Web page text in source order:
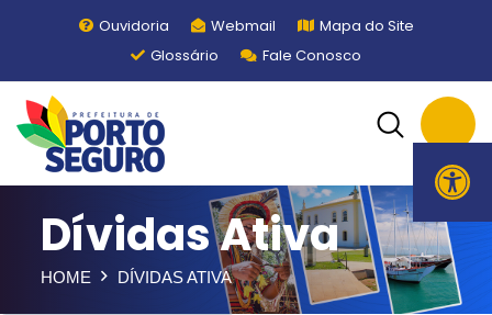
Ouvidoria Webmail
Mapa do Site
Glossário
Fale Conosco
Dívidas Ativa
HOME DÍVIDAS ATIVA